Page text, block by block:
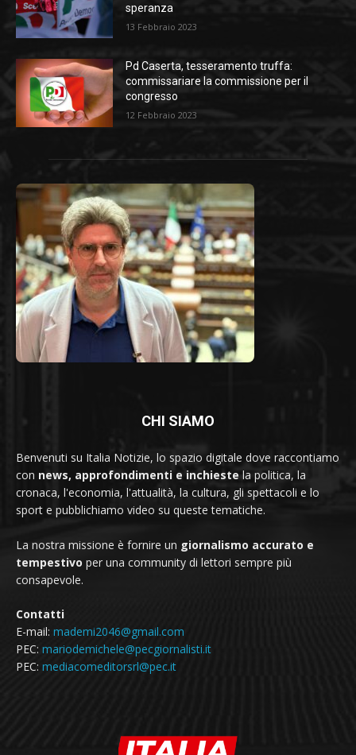
speranza
13 Febbraio 2023
Pd Caserta, tesseramento truffa:
commissariare la commissione per il
congresso
12 Febbraio 2023
CHI SIAMO
Benvenuti su Italia Notizie, lo spazio digitale dove raccontiamo
con news, approfondimenti e inchieste la politica, la
cronaca, l'economia, l'attualità, la cultura, gli spettacoli e lo
sport e pubblichiamo video su queste tematiche.
La nostra missione è fornire un giornalismo accurato e
tempestivo per una community di lettori sempre più
consapevole.
Contatti
E-mail: mademi2046@gmail.com
PEC: mariodemichele@pecgiornalisti.it
PEC: mediacomeditorsrl@pec.it